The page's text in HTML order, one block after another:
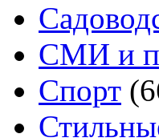
СМИ и
Спорт